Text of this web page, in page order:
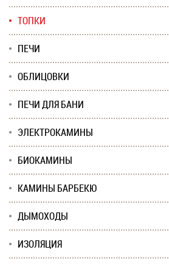
ТОПКИ
ПЕЧИ
ОБЛИЦОВКИ
ПЕЧИ ДЛЯ БАНИ
ЭЛЕКТРОКАМИНЫ
БИОКАМИНЫ
КАМИНЫ БАРБЕКЮ
ДЫМОХОДЫ
ИЗОЛЯЦИЯ